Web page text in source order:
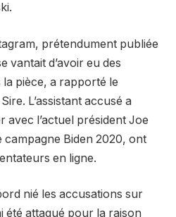
prétendument publiée
vantait d’avoir eu des
pièce, a rapporté le
L’assistant accusé a
avec l’actuel président Joe
campagne Biden 2020, ont
en ligne.
nié les accusations sur
été attaqué pour la raison